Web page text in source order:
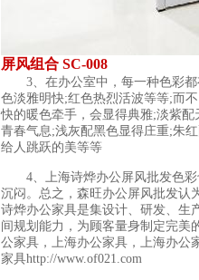
屏风组合 SC-008
3、在办公室中，每一种色彩都
色淡雅明快;红色热烈活波等等;而
快的暖色牵手，会显得典雅;淡紫
青春气息;浅灰配黑色显得庄重;朱
给人跳跃的美等等
4、 上海诗烨办公屏风批发色
沉闷。总之，森旺办公屏风批发认
诗烨办公家具是集设计、研发、生
间规划能力，为顾客量身制定完美
公家具， 上海办公家具 ，上海办公
家具http://www.of021.com